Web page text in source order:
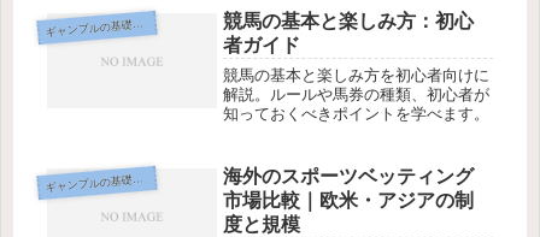
ギ
ャンブルの基礎知識
競馬の基本と楽しみ方：初心
者ガイド
競馬の基本と楽しみ方を初心者向けに
解説。ルールや馬券の種類、初心者が
知っておくべきポイントを学べます。
ギ
ャンブルの基礎知識
海外のスポーツベッティング
市場比較｜欧米・アジアの制
度と規模